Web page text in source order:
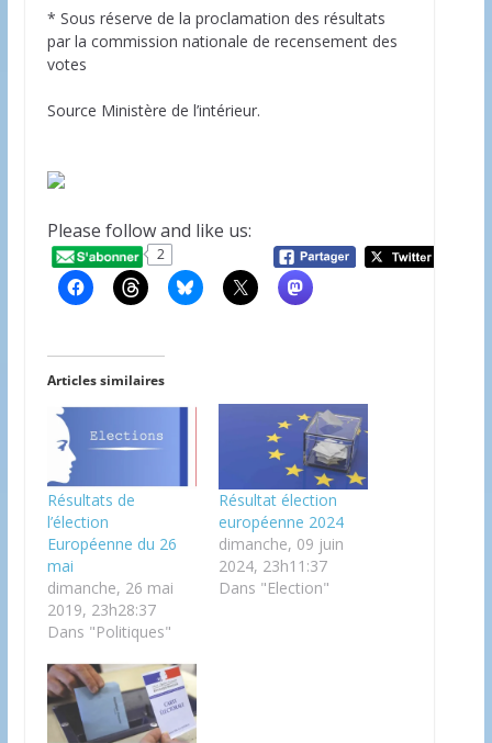
* Sous réserve de la proclamation des résultats
par la commission nationale de recensement des
votes
Source Ministère de l’intérieur.
Please follow and like us:
2
Articles similaires
Résultats de
l’élection
Européenne du 26
mai
dimanche, 26 mai
2019, 23h28:37
Dans "Politiques"
Résultat élection
européenne 2024
dimanche, 09 juin
2024, 23h11:37
Dans "Election"